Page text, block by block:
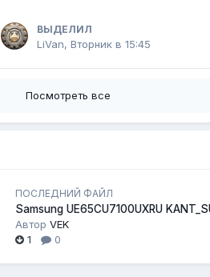
ВЫДЕЛИЛ
LiVan,Вторник в 15:45
Посмотреть все
ПОСЛЕДНИЙ ФАЙЛ
Samsung UE65CU7100UXRU
АвторVEK
1
0